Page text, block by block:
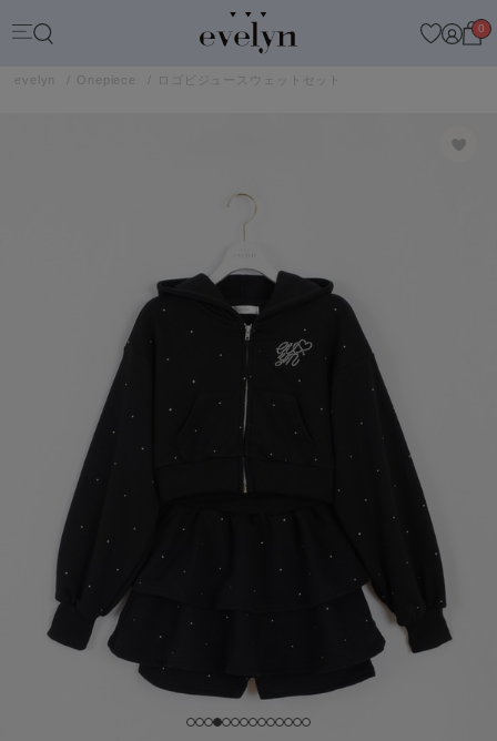
0
evelyn Onepiece ロゴビジュースウェットセット